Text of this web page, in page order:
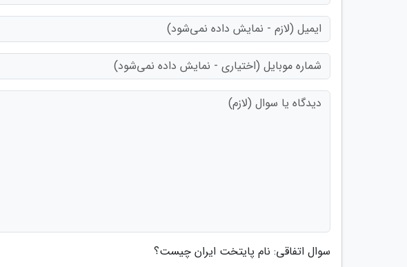
سوال اتفاقی: نام پایتخت ایران چیست؟